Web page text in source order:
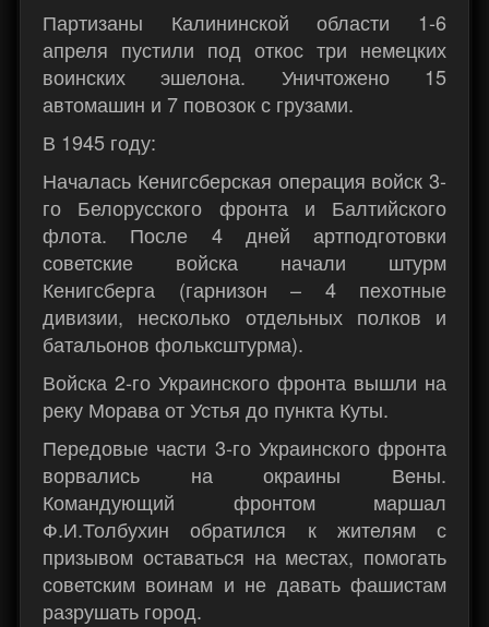
Партизаны Калининской области 1-6
апреля пустили под откос три немецких
воинских эшелона. Уничтожено 15
автомашин и 7 повозок с грузами.
В 1945 году:
Началась Кенигсберская операция войск 3-
го Белорусского фронта и Балтийского
флота. После 4 дней артподготовки
советские войска начали штурм
Кенигсберга (гарнизон – 4 пехотные
дивизии, несколько отдельных полков и
батальонов фольксштурма).
Войска 2-го Украинского фронта вышли на
реку Морава от Устья до пункта Куты.
Передовые части 3-го Украинского фронта
ворвались на окраины Вены.
Командующий фронтом маршал
Ф.И.Толбухин обратился к жителям с
призывом оставаться на местах, помогать
советским воинам и не давать фашистам
разрушать город.